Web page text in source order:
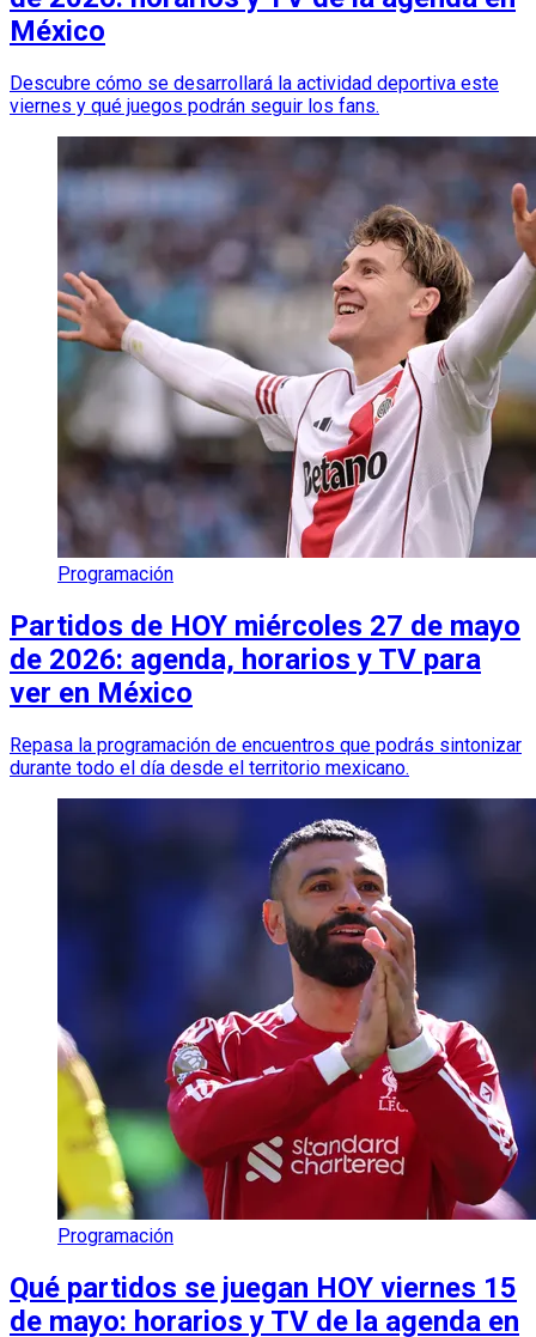
México
Descubre cómo se desarrollará la actividad deportiva este
viernes y qué juegos podrán seguir los fans.
Programación
Partidos de HOY miércoles 27 de mayo
de 2026: agenda, horarios y TV para
ver en México
Repasa la programación de encuentros que podrás sintonizar
durante todo el día desde el territorio mexicano.
Programación
Qué partidos se juegan HOY viernes 15
de mayo: horarios y TV de la agenda en